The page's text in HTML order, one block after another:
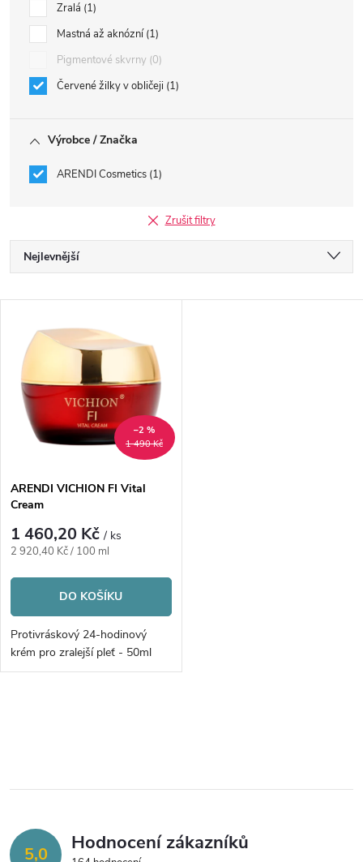
Zralá 1
Mastná až aknózní 1
Pigmentové skvrny 0
Červené žilky v obličeji 1
Výrobce / Značka
ARENDI Cosmetics 1
Zrušit filtry
Ř
a
e
n
p
r
o
d
u
ů
Nejlevnější
Abecedně
ý
p
s
p
r
o
d
u
ů
1 490 Kč
–2 %
ARENDI VICHION FI Vital
Cream
1 460,20 Kč/ ks
Měrná
2 920,40 Kč / 100 ml
DO KOŠÍKU
Protivráskový 24-hodinový
krém pro zralejší pleť - 50ml
l
d 5,0 Hodnocení zákazníků